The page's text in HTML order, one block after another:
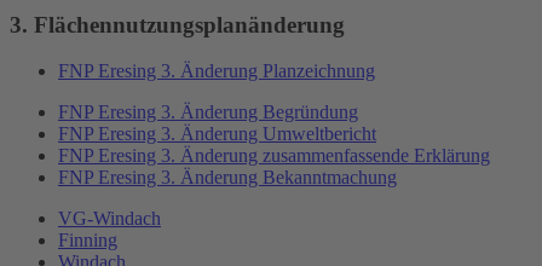
3. Flächennutzungsplanänderung
FNP Eresing 3. Änderung Planzeichnung
FNP Eresing 3. Änderung Begründung
FNP Eresing 3. Änderung Umweltbericht
FNP Eresing 3. Änderung zusammenfassende Erklärung
FNP Eresing 3. Änderung Bekanntmachung
VG-Windach
Finning